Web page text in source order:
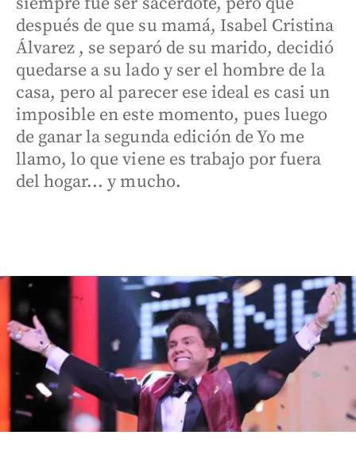
después de que su mamá, Isabel Cristina
Álvarez , se separó de su marido, decidió
quedarse a su lado y ser el hombre de la
casa, pero al parecer ese ideal es casi un
imposible en este momento, pues luego
de ganar la segunda edición de Yo me
llamo, lo que viene es trabajo por fuera
del hogar... y mucho.